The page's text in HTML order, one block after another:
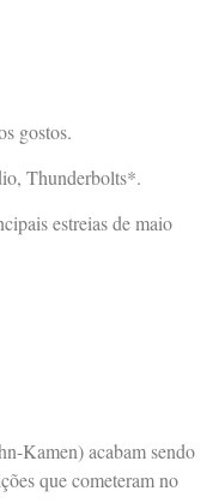
gostos.
Thunderbolts*.
estreias de maio
Kamen) acabam sendo
que cometeram no